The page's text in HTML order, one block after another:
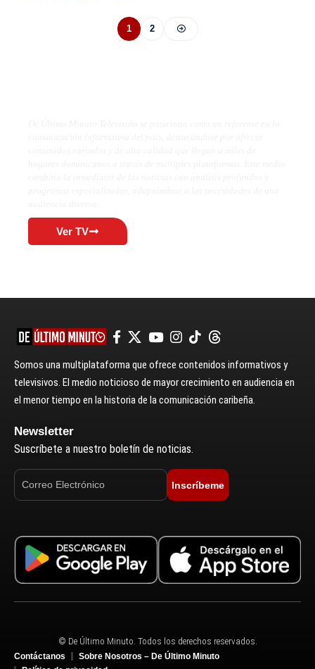
1 2
Ver TV
Somos una multiplataforma que ofrece contenidos informativos y
televisivos. El medio noticioso de mayor crecimiento en audiencia en
el menor tiempo en la historia de la comunicación caribeña.
Newsletter
Suscríbete a nuestro boletín de noticias.
Inscríbeme
© De Último Minuto. Todos los derechos reservados.
Contáctanos
Sobre Nosotros – De Último Minuto